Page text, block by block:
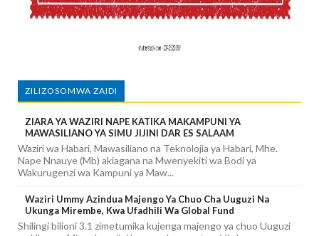
ZILIZOSOMWA ZAIDI
ZIARA YA WAZIRI NAPE KATIKA MAKAMPUNI YA
MAWASILIANO YA SIMU JIJINI DAR ES SALAAM
Waziri wa Habari, Mawasiliano na Teknolojia ya Habari, Mhe.
Nape Nnauye (Mb) akiagana na Mwenyekiti wa Bodi ya
Wakurugenzi wa Kampuni ya Maw...
Waziri Ummy Azindua Majengo Ya Chuo Cha Uuguzi Na
Ukunga Mirembe, Kwa Ufadhili Wa Global Fund
Shilingi bilioni 3.1 zimetumika kujenga majengo ya chuo Uuguzi